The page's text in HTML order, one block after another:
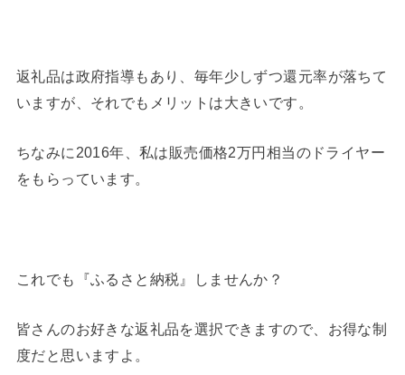
返礼品は政府指導もあり、毎年少しずつ還元率が落ちて
いますが、それでもメリットは大きいです。
ちなみに2016年、私は販売価格2万円相当のドライヤー
をもらっています。
これでも『ふるさと納税』しませんか？
皆さんのお好きな返礼品を選択できますので、お得な制
度だと思いますよ。